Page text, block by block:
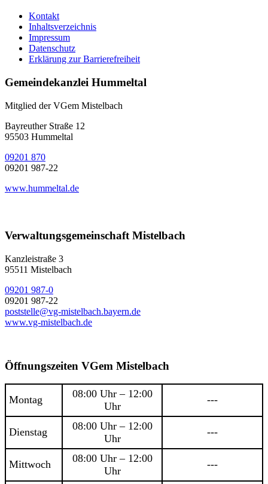
Kontakt
Inhaltsverzeichnis
Impressum
Datenschutz
Erklärung zur Barrierefreiheit
Gemeindekanzlei Hummeltal
Mitglied der VGem Mistelbach
Bayreuther Straße 12
95503 Hummeltal
09201 870
09201 987-22
www.hummeltal.de
Verwaltungsgemeinschaft Mistelbach
Kanzleistraße 3
95511 Mistelbach
09201 987-0
09201 987-22
poststelle@vg-mistelbach.bayern.de
www.vg-mistelbach.de
Öffnungszeiten VGem Mistelbach
Montag
08:00 Uhr – 12:00
Uhr
---
Dienstag
08:00 Uhr – 12:00
Uhr
---
Mittwoch
08:00 Uhr – 12:00
Uhr
---